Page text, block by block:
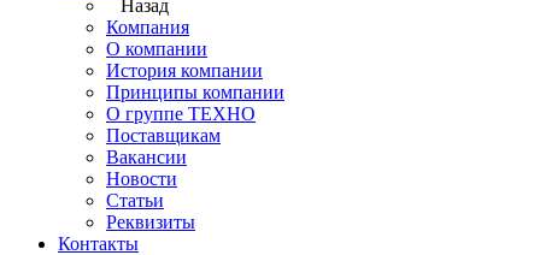
Назад
Компания
О компании
История компании
Принципы компании
О группе ТЕХНО
Поставщикам
Вакансии
Новости
Статьи
Реквизиты
Контакты